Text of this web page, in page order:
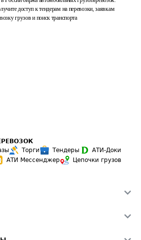
доступ к тендерам на перевозки, заявкам
грузов и поиск транспорта
Торги Тендеры
АТИ-Доки
АТИ Мессенджер
Цепочки грузов